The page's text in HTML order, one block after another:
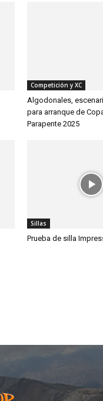
Competición y XC
Algodonales,
para arranque de
Parapente 2025
Sillas
Prueba de silla